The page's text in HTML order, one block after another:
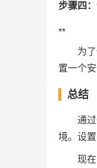
步骤四
**
为
置一个
总结
通
境。设
现